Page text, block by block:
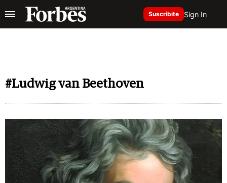
Suscribite Sign In
#Ludwig van Beethoven